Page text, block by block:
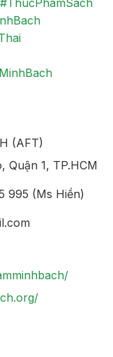
#ThucPhamSach
(AFT)
Quận 1, TP.HCM
995 (Ms Hiền)